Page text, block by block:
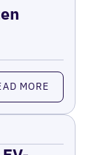
MORE